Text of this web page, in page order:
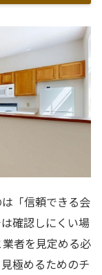
「信頼できる会
確認しにくい場
者を見定める必
極めるためのチ